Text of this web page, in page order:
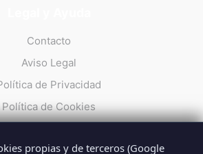
Contacto
Aviso Legal
de Privacidad
Política de Cookies
propias y de terceros (Google